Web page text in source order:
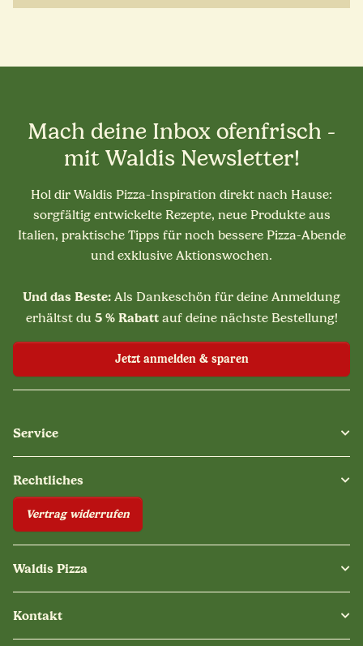
Mach deine Inbox ofenfrisch -
mit Waldis Newsletter!
Hol dir Waldis Pizza-Inspiration direkt nach Hause:
sorgfältig entwickelte Rezepte, neue Produkte aus
Italien, praktische Tipps für noch bessere Pizza-Abende
und exklusive Aktionswochen.
Und das Beste: Als Dankeschön für deine Anmeldung
erhältst du 5 % Rabattauf deine nächste Bestellung!
Jetzt anmelden & sparen
Service
Rechtliches
Vertrag widerrufen
Waldis Pizza
Kontakt